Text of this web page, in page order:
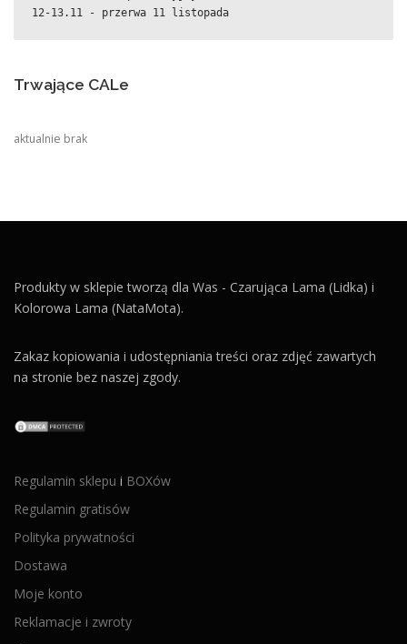
12-13.11 - przerwa 11 listopada
Trwające CALe
aktualnie brak
Produkty w sklepie tworzą dla Was - Czarująca Lama (Lidka) i
Kolorowa Lama (NataMota).
Zakaz kopiowania i udostępniania treści oraz zdjęć zawartych
na stronie bez naszej zgody.
Regulamin sklepu i BOXów
Regulamin gratisów
Polityka prywatności
Dostawa
Moje konto
Reklamacje i zwroty